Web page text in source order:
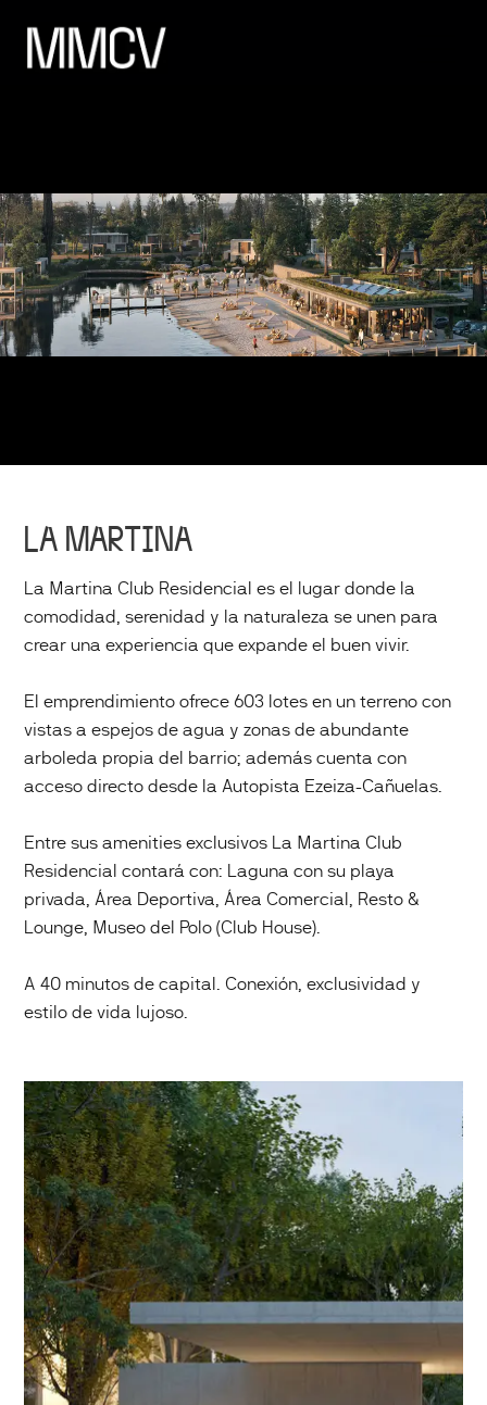
LA MARTINA
La Martina Club Residencial es el lugar donde la
comodidad, serenidad y la naturaleza se unen para
crear una experiencia que expande el buen vivir.
El emprendimiento ofrece 603 lotes en un terreno con
vistas a espejos de agua y zonas de abundante
arboleda propia del barrio; además cuenta con
acceso directo desde la Autopista Ezeiza-Cañuelas.
Entre sus amenities exclusivos La Martina Club
Residencial contará con: Laguna con su playa
privada, Área Deportiva, Área Comercial, Resto &
Lounge, Museo del Polo (Club House).
A 40 minutos de capital. Conexión, exclusividad y
estilo de vida lujoso.